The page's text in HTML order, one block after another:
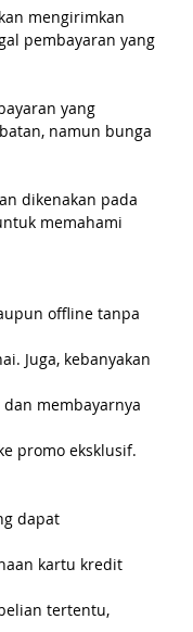
mengirimkan
pembayaran yang
yang
namun bunga
dikenakan pada
memahami
offline tanpa
Juga, kebanyakan
membayarnya
promo eksklusif.
dapat
kartu kredit
tertentu,